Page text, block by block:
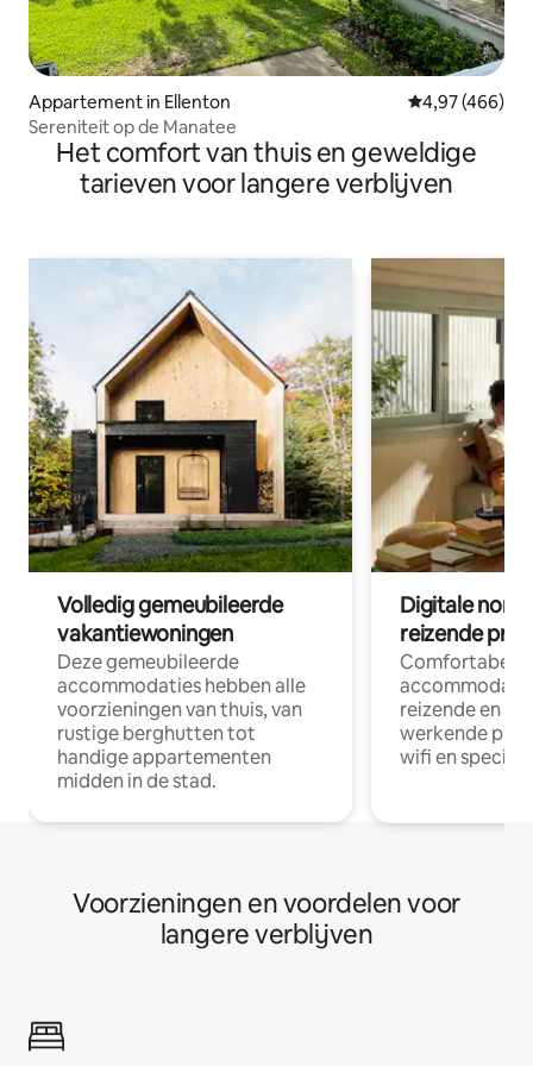
Appartement in Ellenton Gemiddelde
4,97 (466)
Sereniteit op de Manatee
Het comfort van thuis en geweldige
tarieven voor langere verblijven
Volledig gemeubileerde
vakantiewoningen
Deze gemeubileerde
accommodaties hebben alle
voorzieningen van thuis, van
rustige berghutten tot
handige appartementen
midden in de stad.
Digitale
reizende
Comfortabele
reizende en
werkende
wifi en
Voorzieningen en voordelen voor
langere verblijven